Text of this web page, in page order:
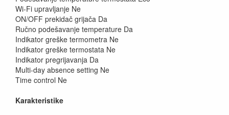
Wi-Fi upravljanje Ne
ON/OFF prekidač grijača Da
Ručno podešavanje temperature Da
Indikator greške termometra Ne
Indikator greške termostata Ne
Indikator pregrijavanja Da
Multi-day absence setting Ne
Time control Ne
Karakteristike